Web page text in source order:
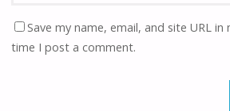
Save my name, email, and site URL
time I post a comment.